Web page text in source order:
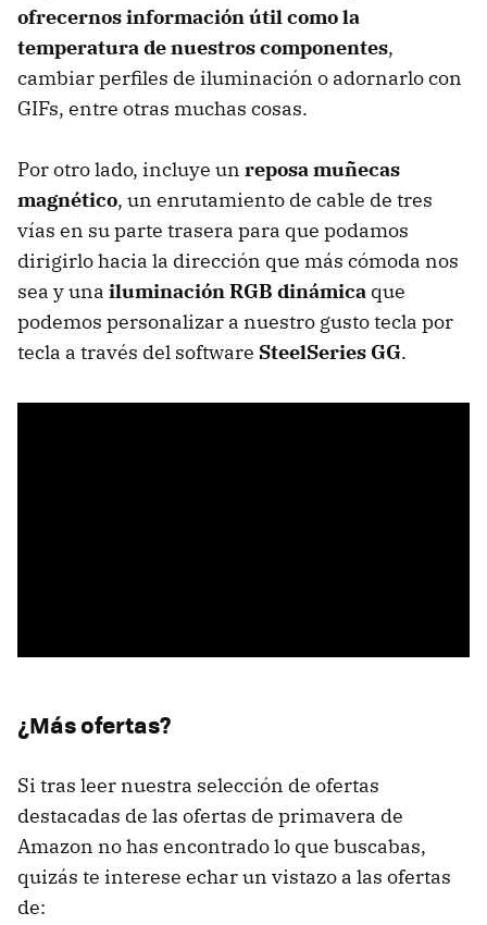
ofrecernos información útil como la
temperatura de nuestros componentes,
cambiar perfiles de iluminación o adornarlo con
GIFs, entre otras muchas cosas.
Por otro lado, incluye un reposa muñecas
magnético, un enrutamiento de cable de tres
vías en su parte trasera para que podamos
dirigirlo hacia la dirección que más cómoda nos
sea y una iluminación RGB dinámica que
podemos personalizar a nuestro gusto tecla por
tecla a través del software SteelSeries GG.
¿Más ofertas?
Si tras leer nuestra selección de ofertas
destacadas de las ofertas de primavera de
Amazon no has encontrado lo que buscabas,
quizás te interese echar un vistazo a las ofertas
de: